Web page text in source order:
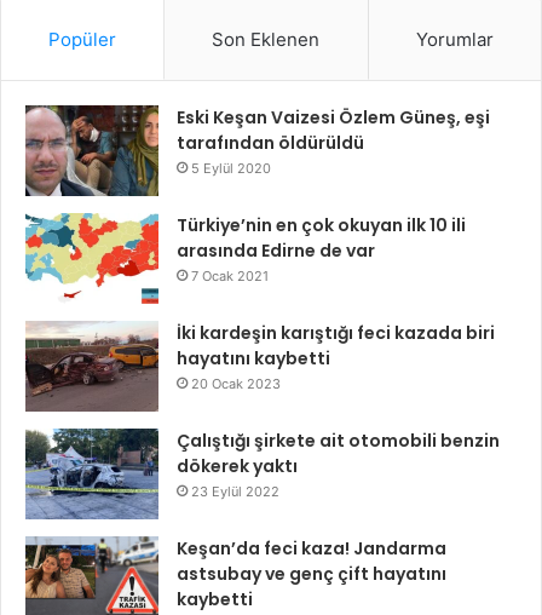
Popüler Son Eklenen Yorumlar
Eski Keşan Vaizesi Özlem Güneş, eşi
tarafından öldürüldü
5 Eylül 2020
Türkiye’nin en çok okuyan ilk 10 ili
arasında Edirne de var
7 Ocak 2021
İki kardeşin karıştığı feci kazada biri
hayatını kaybetti
20 Ocak 2023
Çalıştığı şirkete ait otomobili benzin
dökerek yaktı
23 Eylül 2022
Keşan’da feci kaza! Jandarma
astsubay ve genç çift hayatını
kaybetti